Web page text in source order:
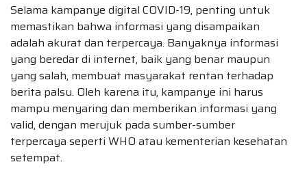
Selama kampanye digital COVID-19, penting untuk
memastikan bahwa informasi yang disampaikan
adalah akurat dan terpercaya. Banyaknya informasi
yang beredar di internet, baik yang benar maupun
yang salah, membuat masyarakat rentan terhadap
berita palsu. Oleh karena itu, kampanye ini harus
mampu menyaring dan memberikan informasi yang
valid, dengan merujuk pada sumber-sumber
terpercaya seperti WHO atau kementerian kesehatan
setempat.